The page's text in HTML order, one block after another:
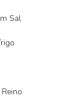
Sal